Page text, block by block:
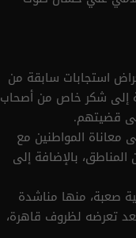
استجابات سابقة من
إلى شكر خاص من أصحاب
قضيتهم.
معاناة المواطنين مع
المناطق، بالإضافة إلى
صعبة، منها مناشدة
تعرضه لظروف قاهرة،